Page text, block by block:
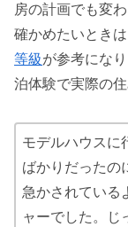
房の計画でも変
確かめたいときは
等級が参考にな
泊体験で実際の
モデルハウスに
ばかりだったの
急かされている
ャーでした。じ